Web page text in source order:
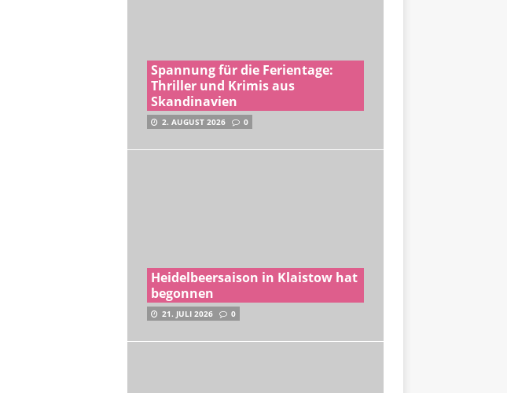
Spannung für die Ferientage:
Thriller und Krimis aus
Skandinavien
2. AUGUST 2026 0
Heidelbeersaison in Klaistow hat
begonnen
21. JULI 2026 0